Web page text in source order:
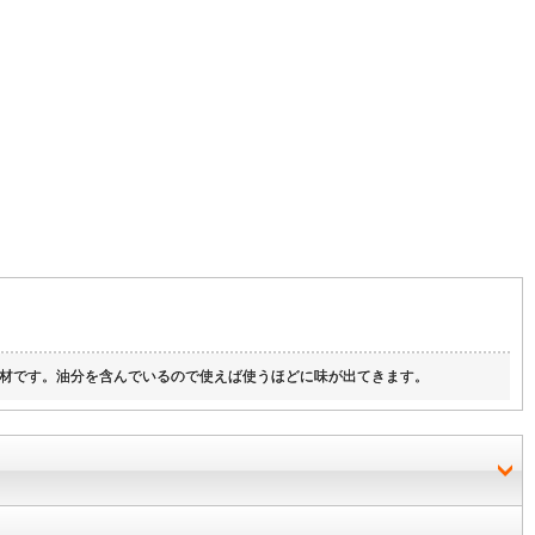
す。油分を含んでいるので使えば使うほどに味が出てきます。